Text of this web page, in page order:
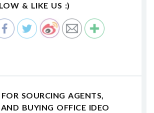
& LIKE US :)
SOURCING AGENTS,
AND BUYING OFFICE IDEO